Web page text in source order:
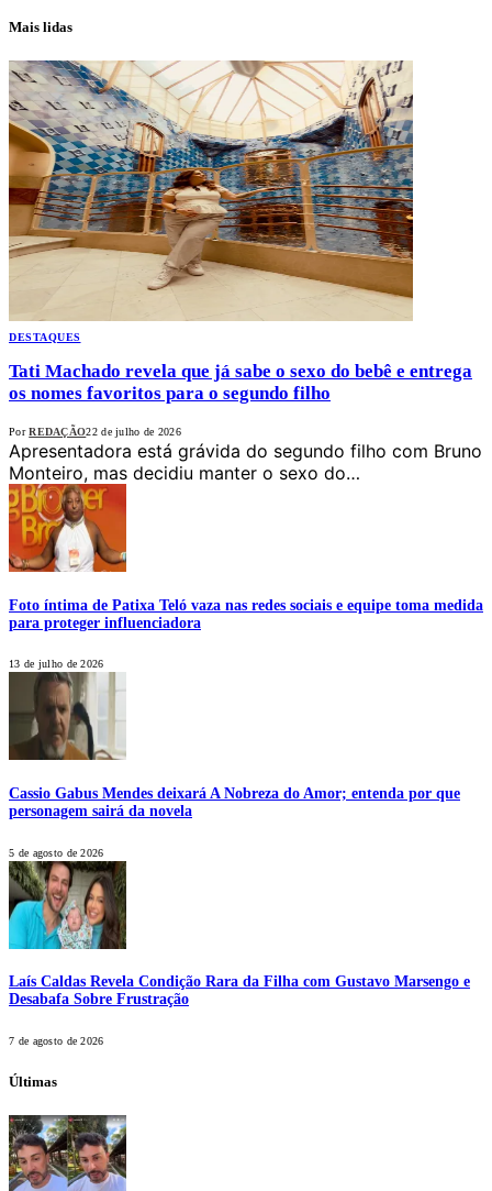
Mais lidas
DESTAQUES
Tati Machado revela que já sabe o sexo do bebê e entrega
os nomes favoritos para o segundo filho
Por REDAÇÃO22 de julho de 2026
Apresentadora está grávida do segundo filho com Bruno
Monteiro, mas decidiu manter o sexo do…
Foto íntima de Patixa Teló vaza nas redes sociais e equipe toma medida
para proteger influenciadora
13 de julho de 2026
Cassio Gabus Mendes deixará A Nobreza do Amor; entenda por que
personagem sairá da novela
5 de agosto de 2026
Laís Caldas Revela Condição Rara da Filha com Gustavo Marsengo e
Desabafa Sobre Frustração
7 de agosto de 2026
Últimas